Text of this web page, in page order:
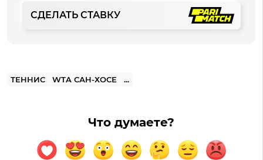
СДЕЛАТЬ СТАВКУ
ТЕННИС WTA САН-ХОСЕ ...
Что думаете?